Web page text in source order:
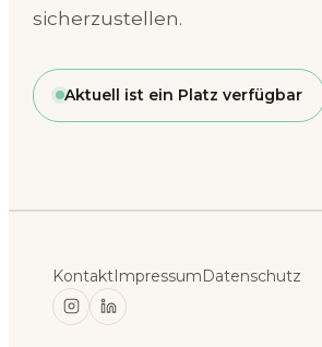
sicherzustellen.
Aktuell ist ein Platz verfügbar
KontaktImpressumDatenschutz